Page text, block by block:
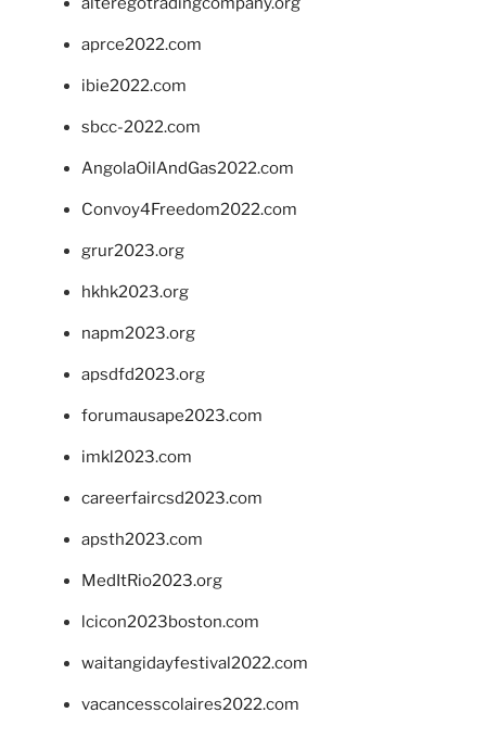
aprce2022.com
ibie2022.com
sbcc-2022.com
AngolaOilAndGas2022.com
Convoy4Freedom2022.com
grur2023.org
hkhk2023.org
napm2023.org
apsdfd2023.org
forumausape2023.com
imkl2023.com
careerfaircsd2023.com
apsth2023.com
MedItRio2023.org
lcicon2023boston.com
waitangidayfestival2022.com
vacancesscolaires2022.com